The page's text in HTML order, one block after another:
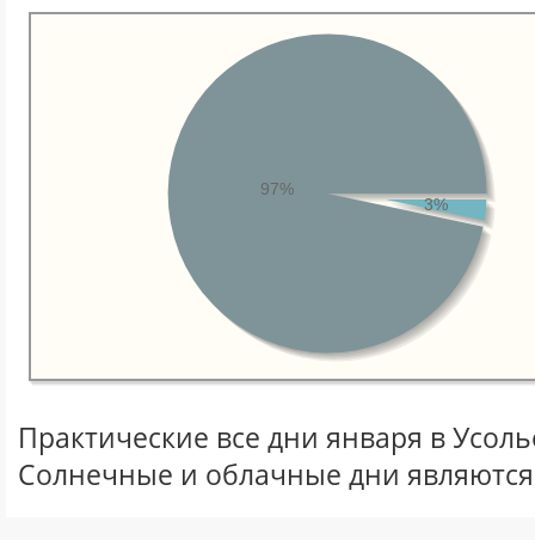
3%
97%
Практические все дни января в
Солнечные и облачные дни